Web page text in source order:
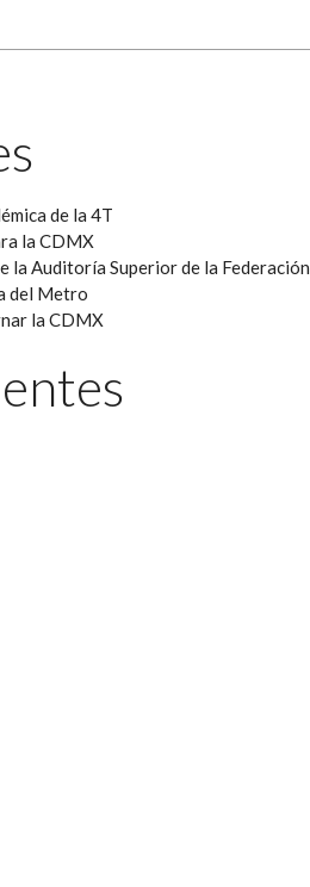
de la 4T
la CDMX
la Auditoría Superior de la Federación
del Metro
la CDMX